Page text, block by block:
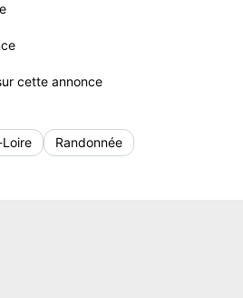
cette annonce
Randonnée